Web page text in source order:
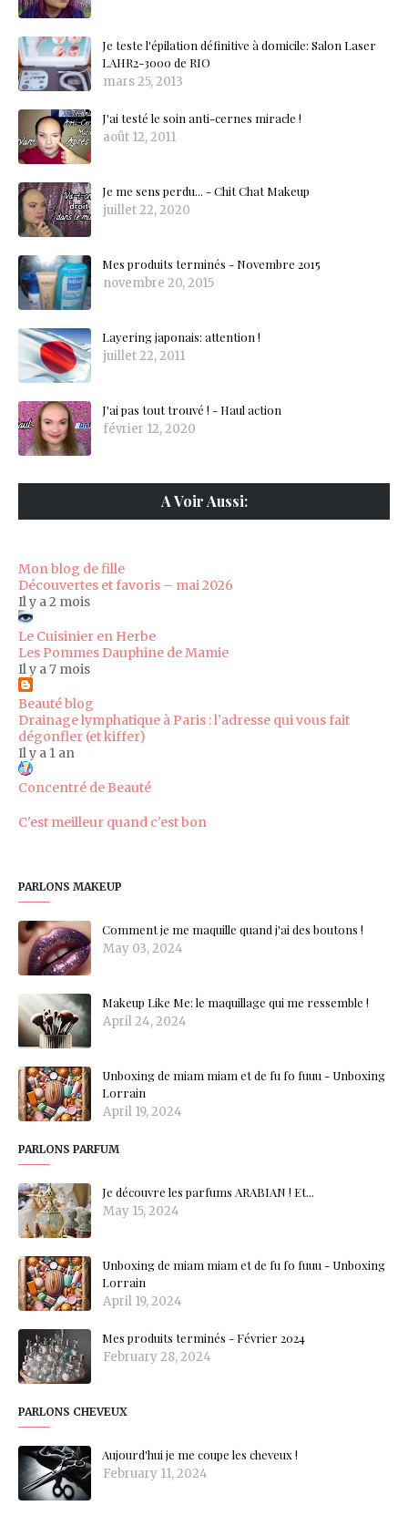
Je teste l'épilation définitive à domicile: Salon Laser
LAHR2-3000 de RIO
mars 25, 2013
J'ai testé le soin anti-cernes miracle !
août 12, 2011
Je me sens perdu... - Chit Chat Makeup
juillet 22, 2020
Mes produits terminés - Novembre 2015
novembre 20, 2015
Layering japonais: attention !
juillet 22, 2011
J'ai pas tout trouvé ! - Haul action
février 12, 2020
A Voir Aussi:
Mon blog de fille
Découvertes et favoris – mai 2026
Il y a 2 mois
Le Cuisinier en Herbe
Les Pommes Dauphine de Mamie
Il y a 7 mois
Beauté blog
Drainage lymphatique à Paris : l’adresse qui vous fait
dégonfler (et kiffer)
Il y a 1 an
Concentré de Beauté
C'est meilleur quand c'est bon
PARLONS MAKEUP
Comment je me maquille quand j'ai des boutons !
May 03, 2024
Makeup Like Me: le maquillage qui me ressemble !
April 24, 2024
Unboxing de miam miam et de fu fo fuuu - Unboxing
Lorrain
April 19, 2024
PARLONS PARFUM
Je découvre les parfums ARABIAN ! Et...
May 15, 2024
Unboxing de miam miam et de fu fo fuuu - Unboxing
Lorrain
April 19, 2024
Mes produits terminés - Février 2024
February 28, 2024
PARLONS CHEVEUX
Aujourd'hui je me coupe les cheveux !
February 11, 2024